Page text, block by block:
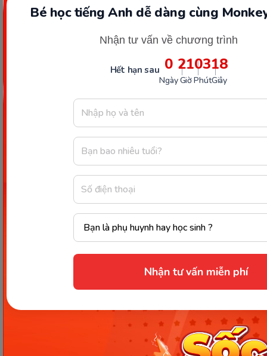
Bé học tiếng Anh dễ dàng cùng
Nhận tư vấn về chương trình
Hết hạn sau 0
Ngày
21
Giờ
03
Phút
17
Giây
Nhận tư vấn miễn phí
Kết nối với Monkey
Hotline và email hỗ trợ
1900 63 60 52
monkeycare@monkey.edu.vn
SẢN PHẨM
Giới Thiệu
Câu Chuyện Thương Hiệu